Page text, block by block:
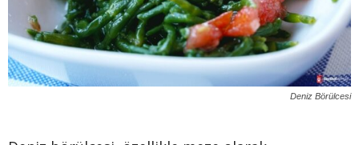
Deniz Börülcesi